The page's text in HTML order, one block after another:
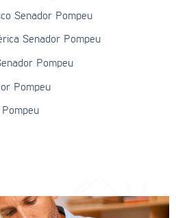
Senador Pompeu
Senador Pompeu
Pompeu
Pompeu